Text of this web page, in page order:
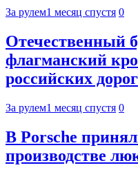
За рулем1 месяц спустя 0
Отечественный
флагманский
российских дорог
За рулем1 месяц спустя 0
В Porsche
производстве